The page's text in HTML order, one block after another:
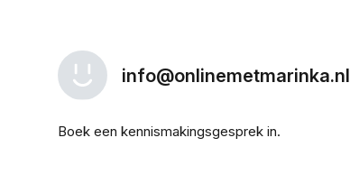
info@onlinemetmarinka.nl
Boek een kennismakingsgesprek in.